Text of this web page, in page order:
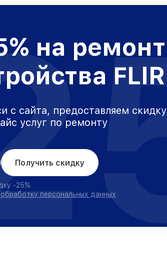
на ремонт
FLIR
с сайта, предоставляем скидку
услуг по ремонту
Получить скидку
-25%
персональных данных